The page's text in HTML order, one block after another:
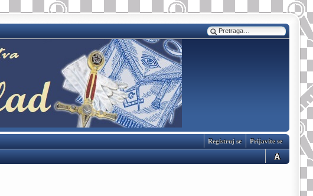
Prijavite se
Registruj se